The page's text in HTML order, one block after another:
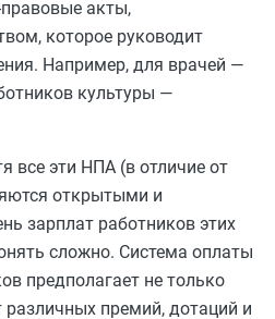
акты,
которое руководит
Например, для врачей —
культуры —
все эти НПА (в отличие от
открытыми и
зарплат работников этих
сложно. Система оплаты
предполагает не только
премий, дотаций и